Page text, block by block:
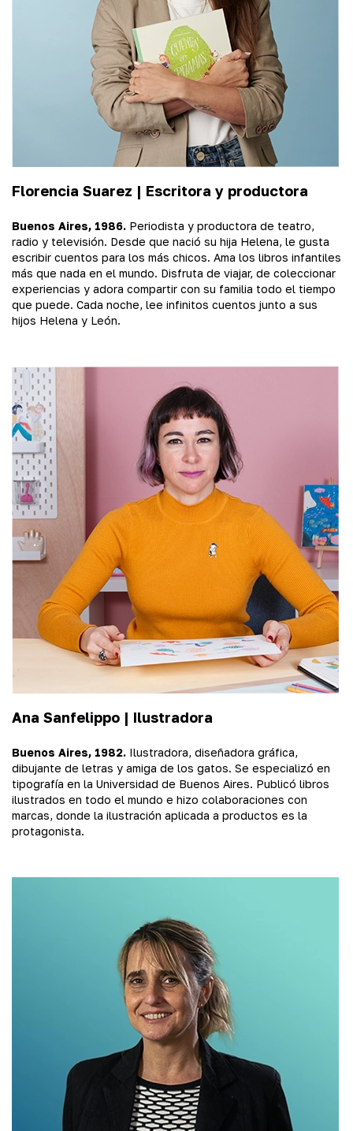
Florencia Suarez | Escritora y productora
Buenos Aires, 1986. Periodista y productora de teatro,
radio y televisión. Desde que nació su hija Helena, le gusta
escribir cuentos para los más chicos. Ama los libros infantiles
más que nada en el mundo. Disfruta de viajar, de coleccionar
experiencias y adora compartir con su familia todo el tiempo
que puede. Cada noche, lee infinitos cuentos junto a sus
hijos Helena y León.
Ana Sanfelippo | Ilustradora
Buenos Aires, 1982. Ilustradora, diseñadora gráfica,
dibujante de letras y amiga de los gatos. Se especializó en
tipografía en la Universidad de Buenos Aires. Publicó libros
ilustrados en todo el mundo e hizo colaboraciones con
marcas, donde la ilustración aplicada a productos es la
protagonista.